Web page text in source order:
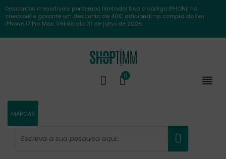
Descontos irresistíveis por tempo limitado! Usa o código IPHONE no
checkout e garante um desconto de 40€ adicional na compra do teu
iPhone 17 Pro Max. Válido até 31 de julho de 2026.

0
MARCAS